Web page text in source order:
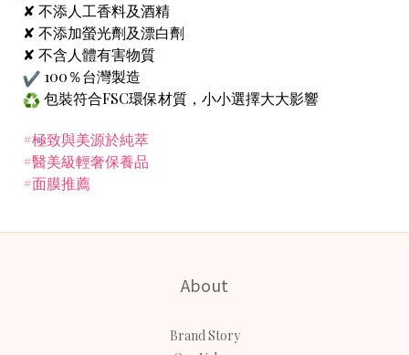
✘ 不添人工香料及酒精
✘ 不添加螢光劑及漂白劑
✘ 不含人體有害物質
100％台灣製造
包裝符合FSC環保材質，小小選擇大大影響
#極致與美源於純萃
#醫美級輕奢保養品
#面膜推薦
About
Brand Story